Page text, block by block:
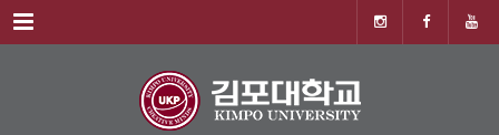
Menu